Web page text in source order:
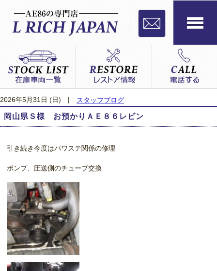
2026年5月31日 (日) スタッフブログ
岡山県Ｓ様 お預かりＡＥ８６レビン
引き続き今度はパワステ関係の修理
ポンプ、圧送側のチューブ交換